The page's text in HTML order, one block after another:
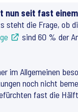
nun seit fast
die Frage, ob
sind 60 % der
im Allgemeinen
noch nicht
fast die